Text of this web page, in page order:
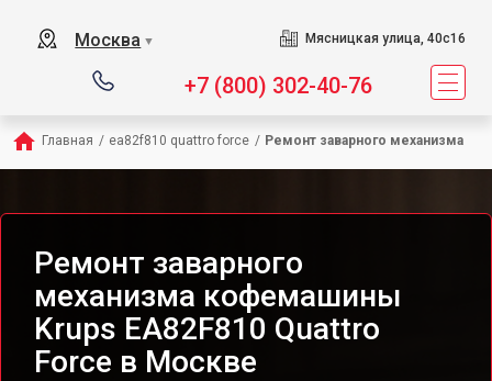
Москва ▼ Мясницкая улица, 40с16
+7 (800) 302-40-76
Главная / ea82f810 quattro force / Ремонт заварного механизма
Ремонт заварного
механизма кофемашины
Krups EA82F810 Quattro
Force в Москве